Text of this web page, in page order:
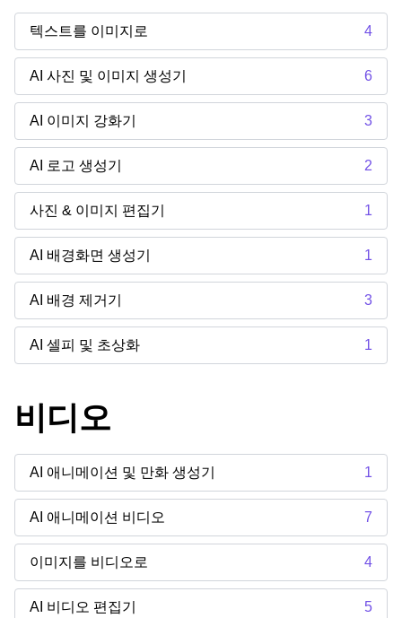
텍스트를 이미지로 4
AI 사진 및 이미지 생성기 6
AI 이미지 강화기 3
AI 로고 생성기 2
사진 & 이미지 편집기 1
AI 배경화면 생성기 1
AI 배경 제거기 3
AI 셀피 및 초상화 1
비디오
AI 애니메이션 및 만화 생성기 1
AI 애니메이션 비디오 7
이미지를 비디오로 4
AI 비디오 편집기 5